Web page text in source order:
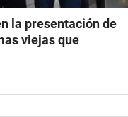
la presentación de
viejas que